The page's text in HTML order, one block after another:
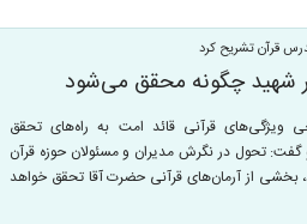
قرآن تشریح کرد
شهید چگونه محقق می‌شود
ویژگی‌های قرآنی قائد امت به راه‌های تحقق
گفت: تحول در نگرش مدیران و مسئولان حوزه قرآن
بخشی از آرمان‌های قرآنی حضرت آقا تحقق خواهد